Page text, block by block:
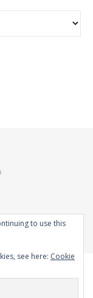
to use this
see here: Cookie